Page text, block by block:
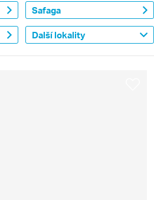
Safaga
Další lokality